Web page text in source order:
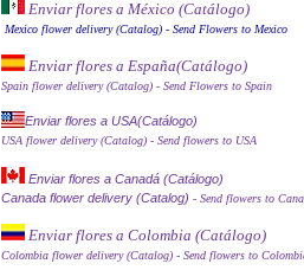
Enviar flores a México (Catálogo)
Mexico flower delivery (Catalog) - Send Flowers to Mexico
Enviar flores a España(Catálogo)
Spain flower delivery (Catalog) - Send Flowers to Spain
Enviar flores a USA(Catálogo)
USA flower delivery (Catalog) - Send flowers to USA
Enviar flores a Canadá (Catálogo)
Canada flower delivery (Catalog) - Send flowers to
Enviar flores a Colombia (Catálogo)
Colombia flower delivery (Catalog) - Send flowers to